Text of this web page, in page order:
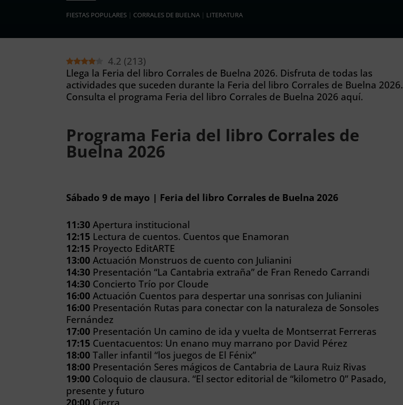
FIESTAS POPULARES | CORRALES DE BUELNA | LITERATURA
4.2 (213)
Llega la Feria del libro Corrales de Buelna 2026. Disfruta de todas las
actividades que suceden durante la Feria del libro Corrales de Buelna 2026.
Consulta el programa Feria del libro Corrales de Buelna 2026 aquí.
Programa Feria del libro Corrales de
Buelna 2026
Sábado 9 de mayo | Feria del libro Corrales de Buelna 2026
11:30 Apertura institucional
12:15 Lectura de cuentos. Cuentos que Enamoran
12:15 Proyecto EditARTE
13:00 Actuación Monstruos de cuento con Julianini
14:30 Presentación “La Cantabria extraña” de Fran Renedo Carrandi
14:30 Concierto Trío por Cloude
16:00 Actuación Cuentos para despertar una sonrisas con Julianini
16:00 Presentación Rutas para conectar con la naturaleza de Sonsoles
Fernández
17:00 Presentación Un camino de ida y vuelta de Montserrat Ferreras
17:15 Cuentacuentos: Un enano muy marrano por David Pérez
18:00 Taller infantil “los juegos de El Fénix”
18:00 Presentación Seres mágicos de Cantabria de Laura Ruiz Rivas
19:00 Coloquio de clausura. “El sector editorial de “kilometro 0” Pasado,
presente y futuro
20:00 Cierra